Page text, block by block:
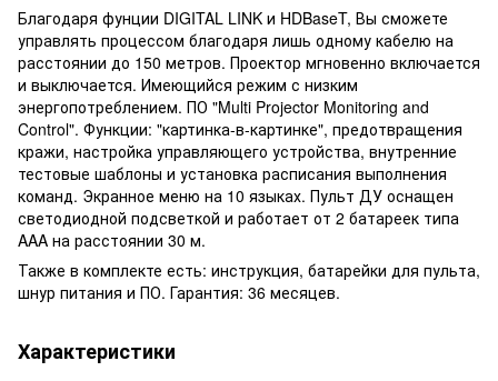
Благодаря фунции DIGITAL LINK и HDBaseT, Вы сможете
управлять процессом благодаря лишь одному кабелю на
расстоянии до 150 метров. Проектор мгновенно включается
и выключается. Имеющийся режим с низким
энергопотреблением. ПО "Multi Projector Monitoring and
Control". Функции: "картинка-в-картинке", предотвращения
кражи, настройка управляющего устройства, внутренние
тестовые шаблоны и установка расписания выполнения
команд. Экранное меню на 10 языках. Пульт ДУ оснащен
светодиодной подсветкой и работает от 2 батареек типа
AAA на расстоянии 30 м.
Также в комплекте есть: инструкция, батарейки для пульта,
шнур питания и ПО. Гарантия: 36 месяцев.
Характеристики